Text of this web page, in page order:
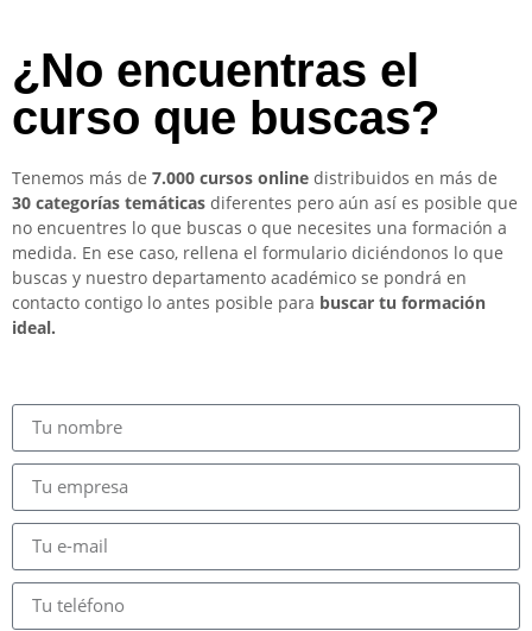
¿No encuentras el
curso que buscas?
Tenemos más de 7.000 cursos online distribuidos en más de
30 categorías temáticas diferentes pero aún así es posible que
no encuentres lo que buscas o que necesites una formación a
medida. En ese caso, rellena el formulario diciéndonos lo que
buscas y nuestro departamento académico se pondrá en
contacto contigo lo antes posible para buscar tu formación
ideal.